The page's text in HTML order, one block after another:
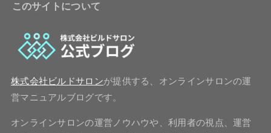
このサイトについて
株式会社ビルドサロンが提供する、オンラインサロンの運
営マニュアルブログです。
オンラインサロンの運営ノウハウや、利用者の視点、運営